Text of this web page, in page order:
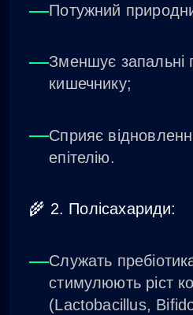
Потужний
Зменшує запальні
кишечнику;
Сприяє
епітелію.
🌾 2. Полісахариди:
Служать
стимулюють ріст
(Lactobacillus,